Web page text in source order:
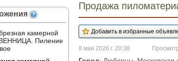
Продажа
8 мая 2026 г. 20:38